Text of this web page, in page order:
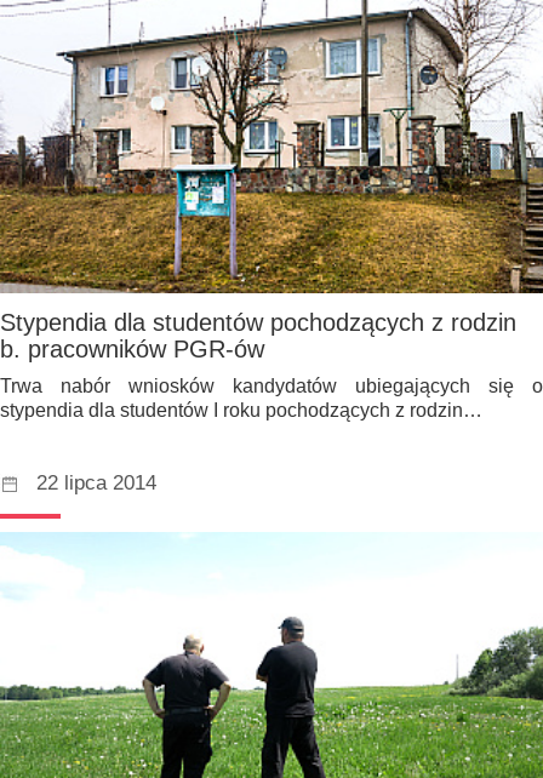
Stypendia dla studentów pochodzących z rodzin
b. pracowników PGR-ów
Trwa nabór wniosków kandydatów ubiegających się o
stypendia dla studentów I roku pochodzących z rodzin…
22 lipca 2014